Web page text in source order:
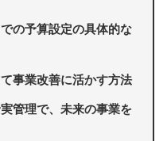
の予算設定の具体的な
事業改善に活かす方法
管理で、未来の事業を